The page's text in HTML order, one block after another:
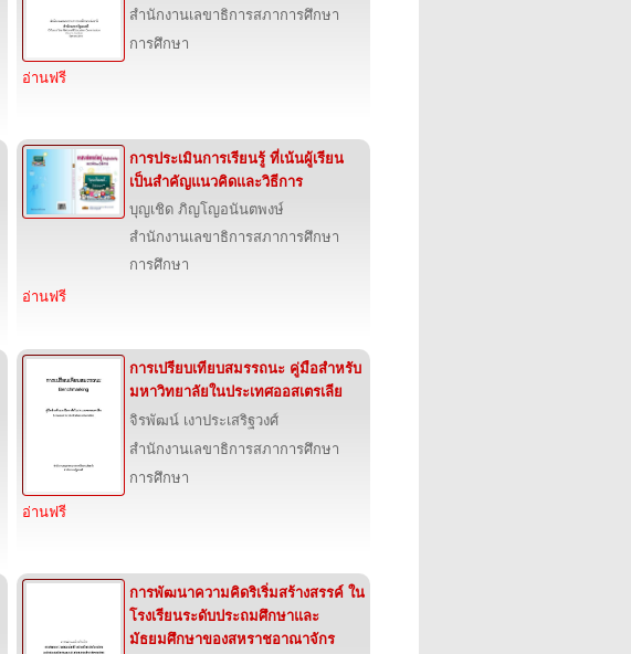
สำนักงานเลขาธิการสภาการศึกษา
การศึกษา
อ่านฟรี
การประเมินการเรียนรู้ ที่เน้นผู้เรียน
เป็นสำคัญแนวคิดและวิธีการ
บุญเชิด ภิญโญอนันตพงษ์
สำนักงานเลขาธิการสภาการศึกษา
การศึกษา
อ่านฟรี
การเปรียบเทียบสมรรถนะ คู่มือสำหรับ
มหาวิทยาลัยในประเทศออสเตรเลีย
จิรพัฒน์ เงาประเสริฐวงศ์
สำนักงานเลขาธิการสภาการศึกษา
การศึกษา
อ่านฟรี
การพัฒนาความคิดริเริ่มสร้างสรรค์ ใน
โรงเรียนระดับประถมศึกษาและ
มัธยมศึกษาของสหราชอาณาจักร